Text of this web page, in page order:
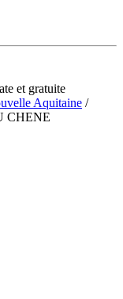
et gratuite
Aquitaine /
CHENE